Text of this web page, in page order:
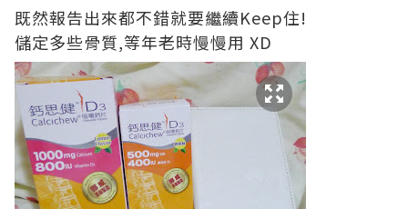
既然報告出來都不錯就要繼續Keep住!
儲定多些骨質,等年老時慢慢用 XD